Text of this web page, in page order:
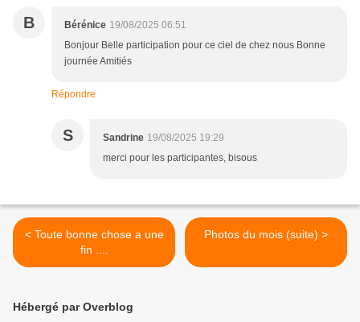
B Bérénice 19/08/2025 06:51
Bonjour Belle participation pour ce ciel de chez nous Bonne
journée Amitiés
Répondre
S Sandrine 19/08/2025 19:29
merci pour les participantes, bisous
< Toute bonne chose a une
fin ....
Photos du mois (suite) >
Hébergé par Overblog